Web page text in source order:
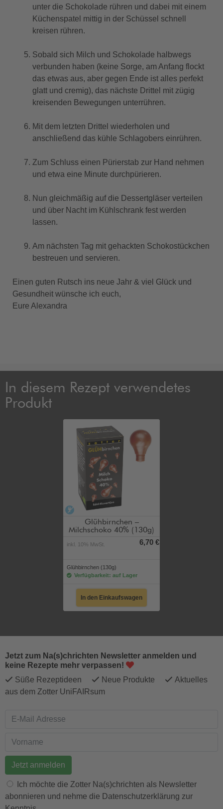
unter die Schokolade rühren und dabei mit einem
Küchenspatel mittig in der Schüssel schnell
kreisen rühren.
Sobald sich Milch und Schokolade halbwegs
verbunden haben (keine Sorge, am Anfang flockt
das etwas aus, aber gegen Ende ist alles perfekt
glatt und cremig), das nächste Drittel mit zügig
kreisenden Bewegungen unterrühren.
Mit dem letzten Drittel wiederholen und
anschließend das kühle Schlagobers einrühren.
Zum Schluss einen Pürierstab zur Hand nehmen
und etwa eine Minute durchpürieren.
Nun gleichmäßig auf die Dessertgläser verteilen
und über Nacht im Kühlschrank fest werden
lassen.
Am nächsten Tag mit gehackten Schokostückchen
bestreuen und servieren.
Einen guten Rutsch ins neue Jahr & viel Glück und
Gesundheit wünsche ich euch,
Eure Alexandra
In diesem Rezept verwendetes
Produkt
alkoholfrei
Glühbirnchen –
Milchschoko 40% (130g)
inkl. 10% MwSt. 6,70 €
Glühbirnchen (130g)
Verfügbarkeit: auf Lager
In den Einkaufswagen
Jetzt zum Na(s)chrichten Newsletter anmelden und
keine Rezepte mehr verpassen!
Süße Rezeptideen
Neue Produkte
Aktuelles
aus dem Zotter UniFAIRsum
E-Mail Adresse
Vorname
Ich möchte die Zotter Na(s)chrichten als Newsletter
abonnieren und nehme die Datenschutzerklärung zur